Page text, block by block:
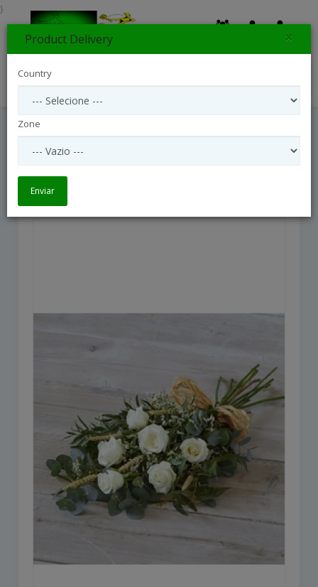
Simple Rose Sheaf - White.
}
Product Delivery ×
Country
Zone
Enviar